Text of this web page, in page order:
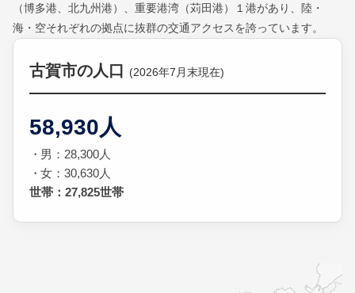
（博多港、北九州港）、重要港湾（苅田港）１港があり、陸・
海・空それぞれの拠点に抜群の交通アクセスを誇っています。
古賀市の人口 (2026年7月末現在)
58,930人
男：28,300人
女：30,630人
世帯：27,825世帯